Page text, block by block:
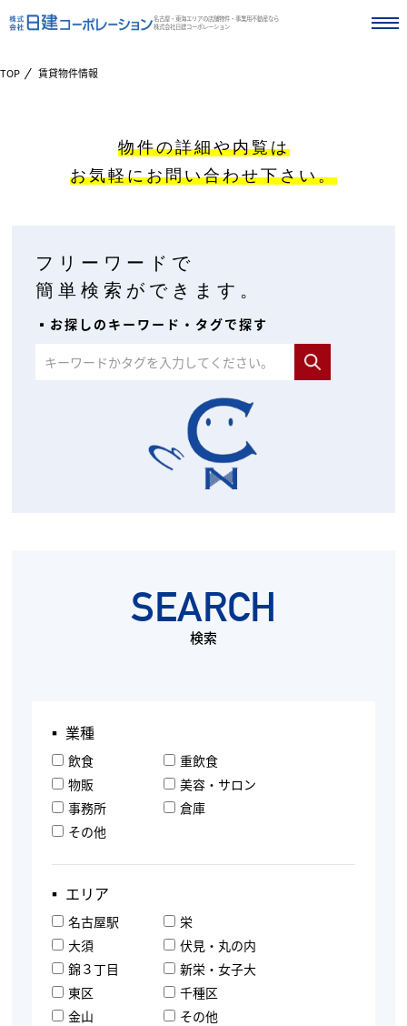
名古屋・東海エリアの店舗物件・事業用不動産なら
株式会社日建コーポレーション
TOP 賃貸物件情報
物件の詳細や内覧は
お気軽にお問い合わせ下さい。
フリーワードで
簡単検索ができます。
▪︎お探しのキーワード・タグで探す
SEARCH
検索
▪︎ 業種
飲食
重飲食
物販
美容・サロン
事務所
倉庫
その他
▪︎ エリア
名古屋駅
栄
大須
伏見・丸の内
錦３丁目
新栄・女子大
東区
千種区
金山
その他